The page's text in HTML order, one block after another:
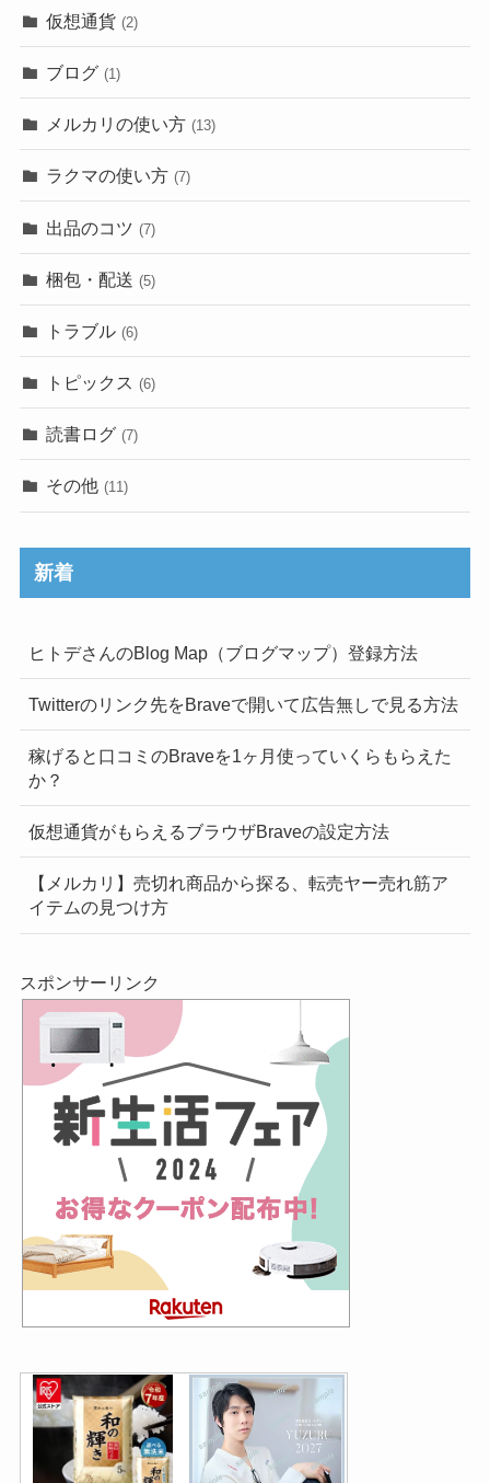
仮想通貨 (2)
ブログ (1)
メルカリの使い方 (13)
ラクマの使い方 (7)
出品のコツ (7)
梱包・配送 (5)
トラブル (6)
トピックス (6)
読書ログ (7)
その他 (11)
新着
ヒトデさんのBlog Map（ブログマップ）登録方法
Twitterのリンク先をBraveで開いて広告無しで見る方法
稼げると口コミのBraveを1ヶ月使っていくらもらえた
か？
仮想通貨がもらえるブラウザBraveの設定方法
【メルカリ】売切れ商品から探る、転売ヤー売れ筋ア
イテムの見つけ方
スポンサーリンク